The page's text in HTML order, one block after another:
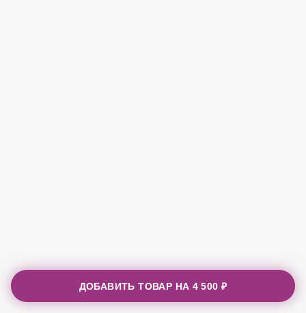
ДОБАВИТЬ ТОВАР НА 4 500 ₽